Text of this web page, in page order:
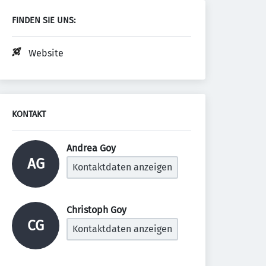
FINDEN SIE UNS:
Website
KONTAKT
AG
Andrea Goy
Kontaktdaten anzeigen
CG
Christoph Goy
Kontaktdaten anzeigen